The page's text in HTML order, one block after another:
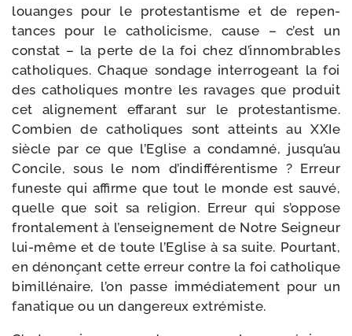
louanges pour le pro­tes­tan­tisme et de repen­
tances pour le catho­li­cisme, cause – c’est un
constat – la perte de la foi chez d’innombrables
catho­liques. Chaque son­dage inter­ro­geant la foi
des catho­liques montre les ravages que pro­duit
cet ali­gne­ment effa­rant sur le pro­tes­tan­tisme.
Combien de catho­liques sont atteints au XXIe
siècle par ce que l’Eglise a condam­né, jusqu’au
Concile, sous le nom d’indifférentisme ? Erreur
funeste qui affirme que tout le monde est sau­vé,
quelle que soit sa reli­gion. Erreur qui s’oppose
fron­ta­le­ment à l’enseignement de Notre Seigneur
lui-​même et de toute l’Eglise à sa suite. Pourtant,
en dénon­çant cette erreur contre la foi catho­lique
bimil­lé­naire, l’on passe immé­dia­te­ment pour un
fana­tique ou un dan­ge­reux extrémiste.